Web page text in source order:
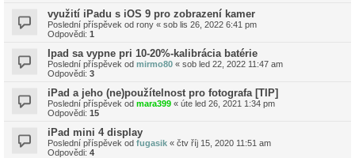
využití iPadu s iOS 9 pro zobrazení kamer
Poslední příspěvek od rony « sob lis 26, 2022 6:41 pm
Odpovědi: 1
Ipad sa vypne pri 10-20%-kalibrácia batérie
Poslední příspěvek od mirmo80 « sob led 22, 2022 11:47 am
Odpovědi: 3
iPad a jeho (ne)použítelnost pro fotografa [TIP]
Poslední příspěvek od mara399 « úte led 26, 2021 1:34 pm
Odpovědi: 15
iPad mini 4 display
Poslední příspěvek od fugasik « čtv říj 15, 2020 11:51 am
Odpovědi: 4